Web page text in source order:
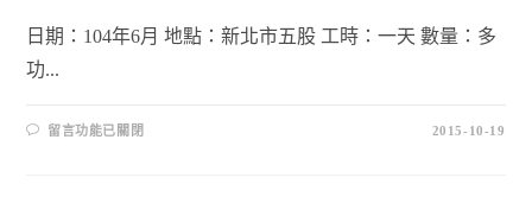
日期：104年6月 地點：新北市五股 工時：一天 數量：多
功...
留言功能已關閉 2015-10-19